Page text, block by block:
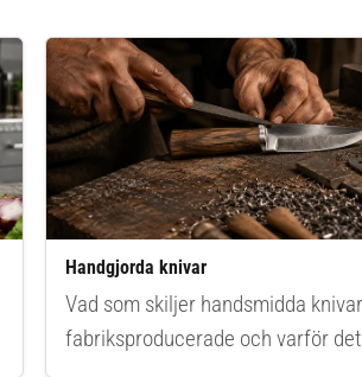
Handgjorda knivar
Vad som skiljer handsmidda
fabriksproducerade och varför